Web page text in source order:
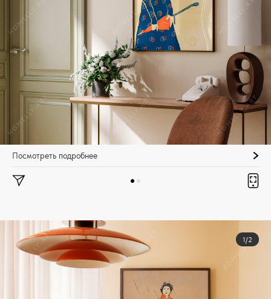
Посмотреть подробнее
1/2